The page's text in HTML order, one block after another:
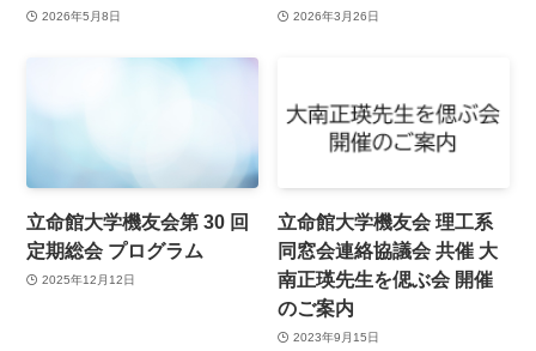
2026年5月8日 2026年3月26日
立命館大学機友会第 30 回
定期総会 プログラム
2025年12月12日
立命館大学機友会 理工系
同窓会連絡協議会 共催 大
南正瑛先生を偲ぶ会 開催
のご案内
2023年9月15日